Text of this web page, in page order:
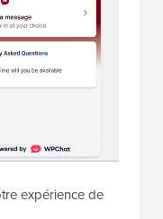
expérience de